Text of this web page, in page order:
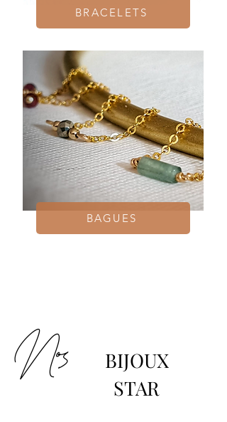
BRACELETS
BAGUES
Nos
BIJOUX
STAR